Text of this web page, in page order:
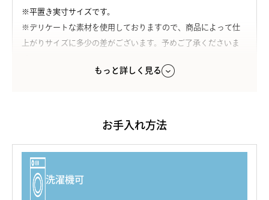
※平置き実寸サイズです。
※デリケートな素材を使用しておりますので、商品によって仕
上がりサイズに多少の差がございます。予めご了承くださいま
※【ブラック】は色落ちや毛羽立ちを抑える特殊なウォッシャ
素材
身生地：シルク100%（絹紡糸）
もっと詳しく見る
お手入れ方法
洗濯機可